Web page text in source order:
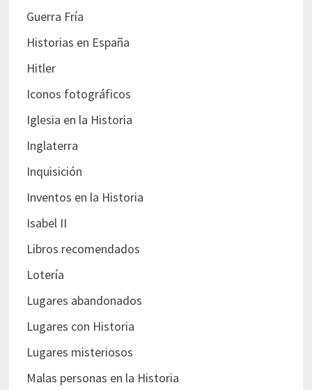
Guerra Fría
Historias en España
Hitler
Iconos fotográficos
Iglesia en la Historia
Inglaterra
Inquisición
Inventos en la Historia
Isabel II
Libros recomendados
Lotería
Lugares abandonados
Lugares con Historia
Lugares misteriosos
Malas personas en la Historia